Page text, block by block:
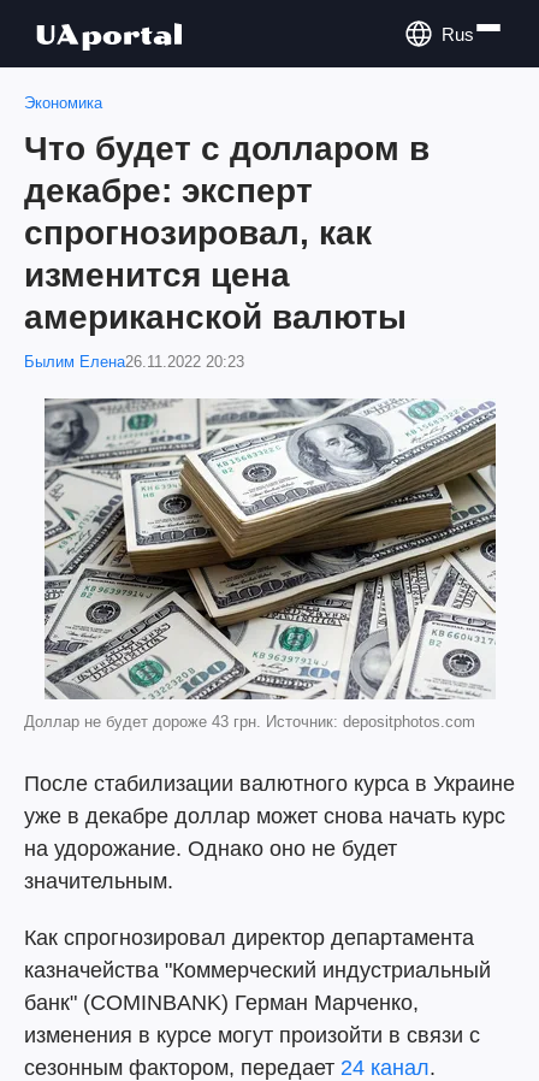
Rus
Экономика
Что будет с долларом в
декабре: эксперт
спрогнозировал, как
изменится цена
американской валюты
Былим Елена26.11.2022 20:23
Доллар не будет дороже 43 грн. Источник: depositphotos.com
После стабилизации валютного курса в Украине
уже в декабре доллар может снова начать курс
на удорожание. Однако оно не будет
значительным.
Как спрогнозировал директор департамента
казначейства "Коммерческий индустриальный
банк" (COMINBANK) Герман Марченко,
изменения в курсе могут произойти в связи с
сезонным фактором, передает 24 канал.